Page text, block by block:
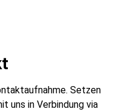
Setzen
uns in Verbindung via